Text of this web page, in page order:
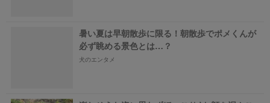
暑い夏は早朝散歩に限る！朝散歩でポメくんが
必ず眺める景色とは…？
犬のエンタメ